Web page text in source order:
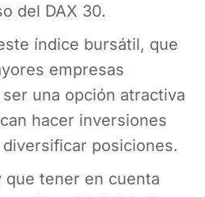
del DAX 30.
índice bursátil, que
empresas
una opción atractiva
hacer inversiones
posiciones.
que tener en cuenta